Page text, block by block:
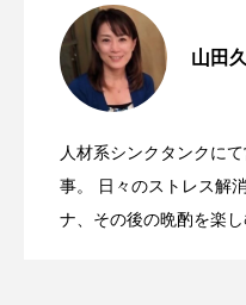
山田
人材系シンクタンクに
事。 日々のストレス解
ナ、その後の晩酌を楽
2025.09.06
う2日間
2025.09.05
ス・サッ
2025.05.21 「日本の